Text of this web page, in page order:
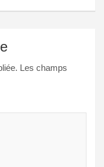
Les champs